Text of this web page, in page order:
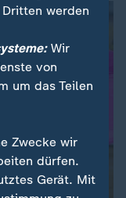
werden
Wir
von
um das Teilen
Zwecke wir
dürfen.
Gerät. Mit